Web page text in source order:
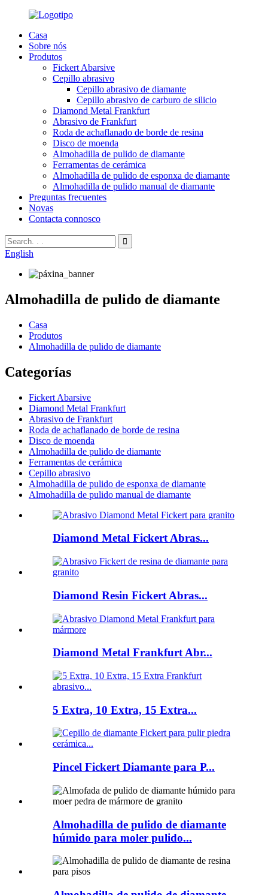
Casa
Sobre nós
Produtos
Fickert Abarsive
Cepillo abrasivo
Cepillo abrasivo de diamante
Cepillo abrasivo de carburo de silicio
Diamond Metal Frankfurt
Abrasivo de Frankfurt
Roda de achaflanado de borde de resina
Disco de moenda
Almohadilla de pulido de diamante
Ferramentas de cerámica
Almohadilla de pulido de esponxa de diamante
Almohadilla de pulido manual de diamante
Preguntas frecuentes
Novas
Contacta connosco
English
Almohadilla de pulido de diamante
Casa
Produtos
Almohadilla de pulido de diamante
Categorías
Fickert Abarsive
Diamond Metal Frankfurt
Abrasivo de Frankfurt
Roda de achaflanado de borde de resina
Disco de moenda
Almohadilla de pulido de diamante
Ferramentas de cerámica
Cepillo abrasivo
Almohadilla de pulido de esponxa de diamante
Almohadilla de pulido manual de diamante
Diamond Metal Fickert Abras...
Diamond Resin Fickert Abras...
Diamond Metal Frankfurt Abr...
5 Extra, 10 Extra, 15 Extra...
Pincel Fickert Diamante para P...
Almohadilla de pulido de diamante
húmido para moler pulido...